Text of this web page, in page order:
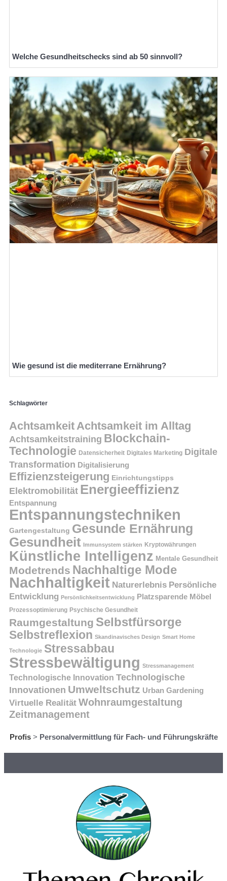
Welche Gesundheitschecks sind ab 50 sinnvoll?
Wie gesund ist die mediterrane Ernährung?
Schlagwörter
Achtsamkeit Achtsamkeit im Alltag
Achtsamkeitstraining Blockchain-
Technologie Datensicherheit Digitales Marketing Digitale
Transformation Digitalisierung
Effizienzsteigerung Einrichtungstipps
Elektromobilität Energieeffizienz
Entspannung
Entspannungstechniken
Gartengestaltung Gesunde Ernährung
Gesundheit Immunsystem stärken Kryptowährungen
Künstliche Intelligenz Mentale Gesundheit
Modetrends Nachhaltige Mode
Nachhaltigkeit Naturerlebnis Persönliche
Entwicklung Persönlichkeitsentwicklung Platzsparende Möbel
Prozessoptimierung Psychische Gesundheit
Raumgestaltung Selbstfürsorge
Selbstreflexion Skandinavisches Design Smart Home
Technologie Stressabbau
Stressbewältigung Stressmanagement
Technologische Innovation Technologische
Innovationen Umweltschutz Urban Gardening
Virtuelle Realität Wohnraumgestaltung
Zeitmanagement
Profis> Personalvermittlung für Fach- und Führungskräfte